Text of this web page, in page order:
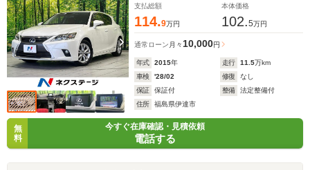
支払総額
114.9万円
本体価格
102.5万円
通常ローン 月々10,000円
年式 2015年 走行 11.5万km
車検
'28/02 修復
なし
保証
保証付 整備
法定整備付
住所
福島県伊達市
無
料
今すぐ在庫確認・見積依頼
電話する